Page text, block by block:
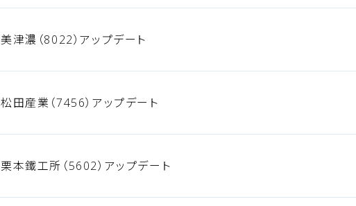
美津濃（8022）アップデート
松田産業（7456）アップデート
栗本鐵工所（5602）アップデート